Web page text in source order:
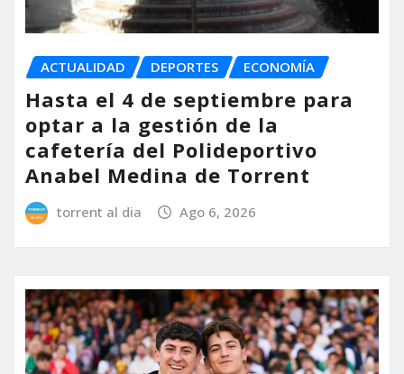
ACTUALIDAD DEPORTES ECONOMÍA
Hasta el 4 de septiembre para
optar a la gestión de la
cafetería del Polideportivo
Anabel Medina de Torrent
torrent al dia Ago 6, 2026